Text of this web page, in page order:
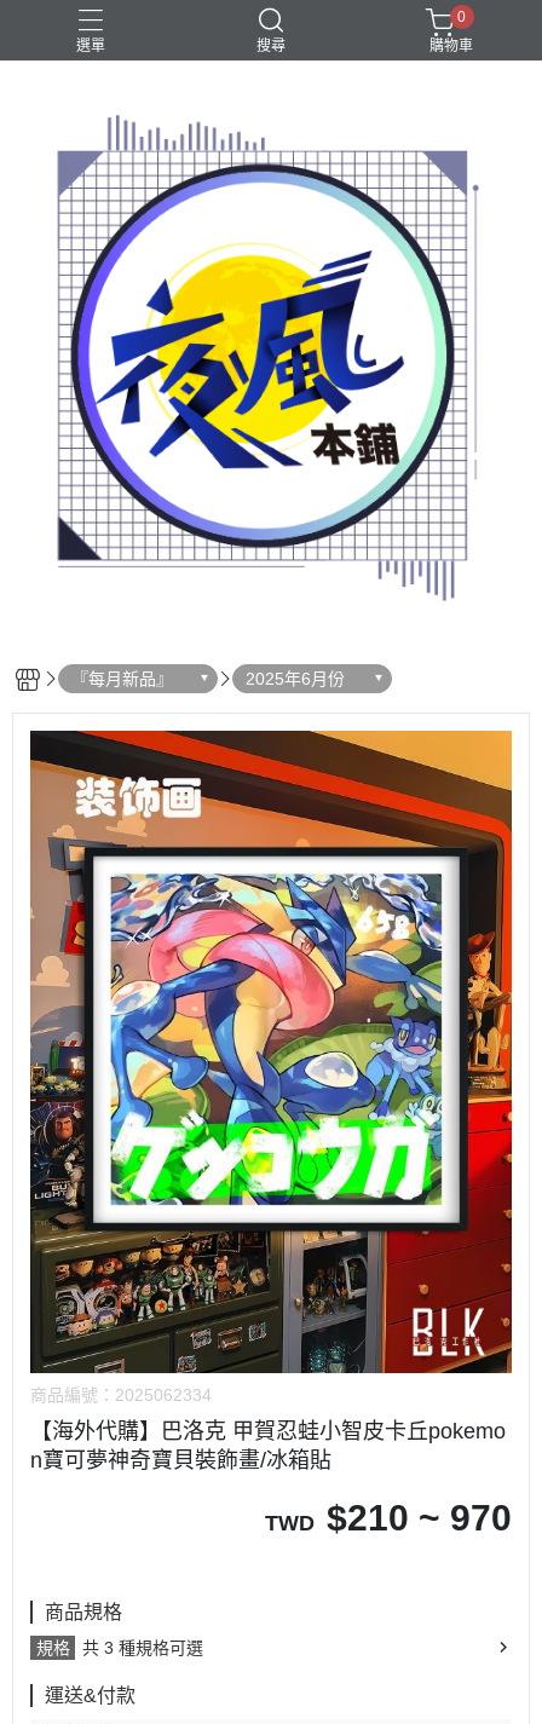
選單 搜尋
0
購物車
『每月新品』 2025年6月份
商品編號： 2025062334
【海外代購】巴洛克 甲賀忍蛙小智皮卡丘pokemo
n寶可夢神奇寶貝裝飾畫/冰箱貼
TWD $210 ~ 970
商品規格
規格 共 3 種規格可選
運送&付款